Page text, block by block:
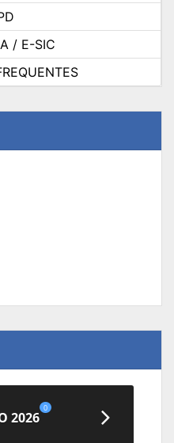
/ E-SIC
2026
0